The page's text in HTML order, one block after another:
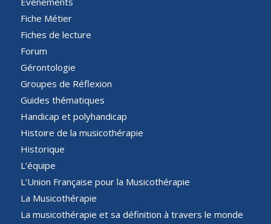
Fiche Métier
Fiches de lecture
Forum
Gérontologie
Groupes de Réflexion
Guides thématiques
Handicap et polyhandicap
Histoire de la musicothérapie
Historique
L’équipe
L’Union Française pour la Musicothérapie
La Musicothérapie
La musicothérapie et sa définition à travers le monde